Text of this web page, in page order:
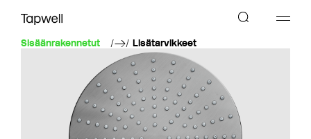
Sisäänrakennetut Lisätarvikkeet